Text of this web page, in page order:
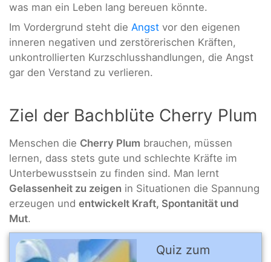
was man ein Leben lang bereuen könnte.
Im Vordergrund steht die Angst vor den eigenen
inneren negativen und zerstörerischen Kräften,
unkontrollierten Kurzschlusshandlungen, die Angst
gar den Verstand zu verlieren.
Ziel der Bachblüte Cherry Plum
Menschen die Cherry Plum brauchen, müssen
lernen, dass stets gute und schlechte Kräfte im
Unterbewusstsein zu finden sind. Man lernt
Gelassenheit zu zeigen in Situationen die Spannung
erzeugen und entwickelt Kraft, Spontanität und
Mut.
Quiz zum